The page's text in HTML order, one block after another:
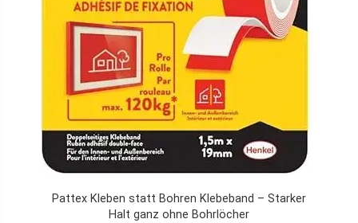
Pattex Kleben statt Bohren Klebeband – Starker
Halt ganz ohne Bohrlöcher